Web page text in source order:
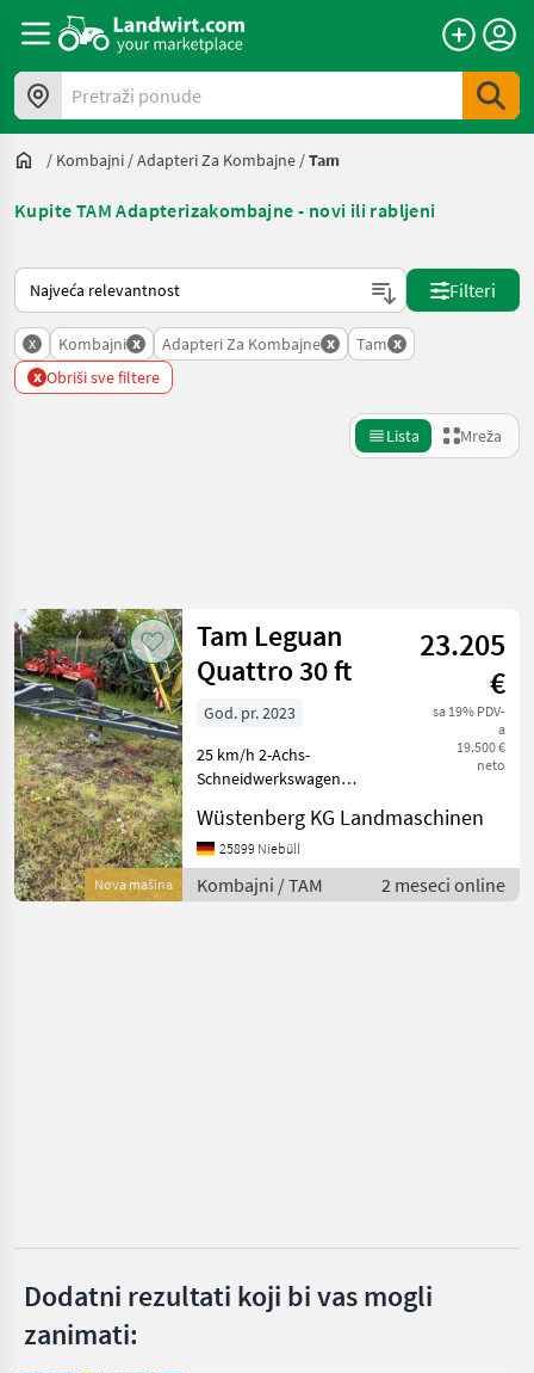
Pretraži ponude
/ Kombajni /Adapteri Za Kombajne /Tam
Kupite TAM Adapterizakombajne - novi ili rabljeni
Način na koji sortira Landwirt.com
Filteri
x Kombajni x Adapteri Za Kombajne x Tam x
x Obriši sve filtere
Lista Mreža
Kategorija 4 Država Filteri
TRENUTNA
PUTANJA
Poljoprivredna
tehnika
Kombajni
Adapteri Za
Kombajne
New Holland
Prikaži
Resetuj
Prikaži 1
rezultata
Nova mašina
Tam Leguan
Quattro 30 ft
23.205
€
sa 19% PDV-
a
19.500 €
neto
God. pr. 2023
25 km/h 2-Achs-
Schneidwerkswagen
auflaufgebremste
Ausführung mit
Rückfahreinrichtung
Beleuchtung Bereifung
Wüstenberg KG Landmaschinen
25899 Niebüll
Kombajni / TAM 2 meseci online
Dodatni rezultati koji bi vas mogli
zanimati: